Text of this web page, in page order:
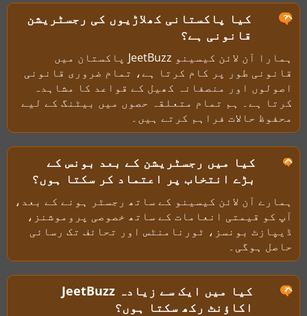
کیا پاکستانی کھلاڑیوں کی رجسٹریشن
قانونی ہے؟
ہمارا آن لائن کیسینو JeetBuzz پاکستان میں
قانونی طور پر کام کرتا ہے، تمام ضروری قانونی
اصولوں اور منصفانہ کھیل کے قواعد کا مشاہدہ
کرتا ہے۔ ہم تمام متعلقہ حصوں میں بیٹنگ کے لیے
محفوظ حالات فراہم کرتے ہیں۔
کیا میں رجسٹریشن کے بعد بونس کے
بڑے انتخاب پر اعتماد کر سکتا ہوں؟
ہمارے آن لائن کیسینو کے ساتھ رجسٹر ہونے کے بعد،
آپ کو قیمتی انعامات کے ساتھ خصوصی پروموشنز،
ڈیپازٹ بونسز، ٹورنامنٹس اور تحائف تک رسائی
حاصل ہوگی۔
کیا میں ایک سے زیادہ JeetBuzz
اکاؤنٹ رکھ سکتا ہوں؟